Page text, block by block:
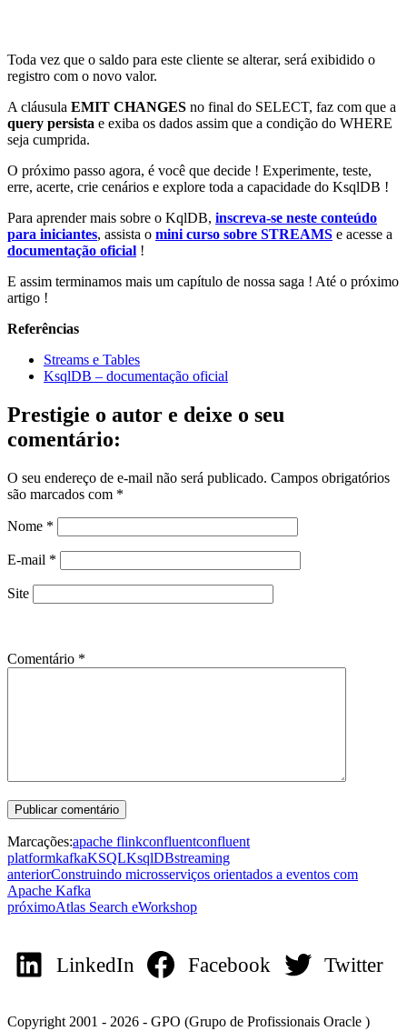
Toda vez que o saldo para este cliente se alterar, será exibidido o
registro com o novo valor.
A cláusula EMIT CHANGES no final do SELECT, faz com que a
query persista e exiba os dados assim que a condição do WHERE
seja cumprida.
O próximo passo agora, é você que decide ! Experimente, teste,
erre, acerte, crie cenários e explore toda a capacidade do KsqlDB !
Para aprender mais sobre o KqlDB, inscreva-se neste conteúdo
para iniciantes, assista o mini curso sobre STREAMS e acesse a
documentação oficial !
E assim terminamos mais um capítulo de nossa saga ! Até o próximo
artigo !
Referências
Streams e Tables
KsqlDB – documentação oficial
Prestigie o autor e deixe o seu
comentário:
O seu endereço de e-mail não será publicado. Campos obrigatórios
são marcados com *
Nome *
E-mail *
Site
Comentário *
Marcações:apache flinkconfluentconfluent
platformkafkaKSQLKsqlDBstreaming
anteriorConstruindo microsserviços orientados a eventos com
Apache Kafka
próximoAtlas Search eWorkshop
LinkedIn Facebook Twitter
Copyright 2001 - 2026 - GPO (Grupo de Profissionais Oracle )